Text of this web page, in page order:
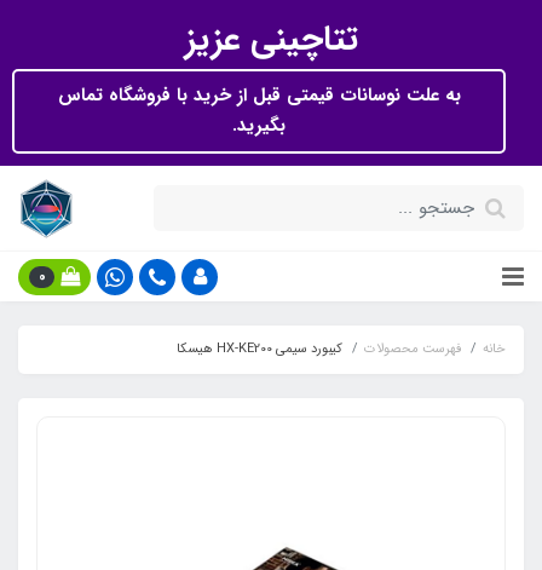
تتاچینی عزیز
به علت نوسانات قیمتی قبل از خرید با فروشگاه تماس
بگیرید.
0
خانه فهرست محصولات کیبورد سیمی HX-KE200 هیسکا